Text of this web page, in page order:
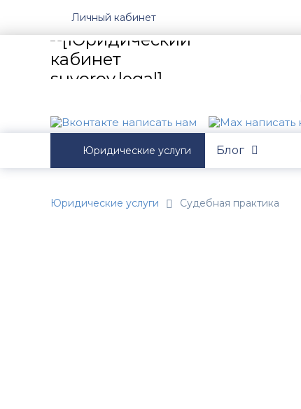
Личный кабинет
Юридические услуги Блог
Юридические услуги Судебная практика